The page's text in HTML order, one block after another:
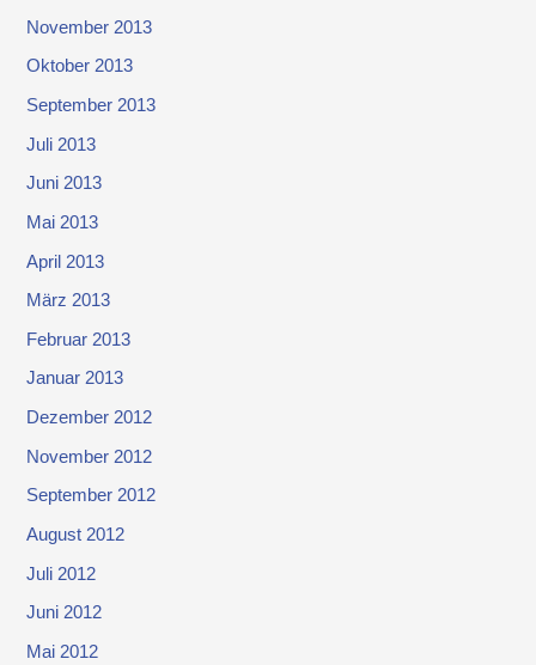
November 2013
Oktober 2013
September 2013
Juli 2013
Juni 2013
Mai 2013
April 2013
März 2013
Februar 2013
Januar 2013
Dezember 2012
November 2012
September 2012
August 2012
Juli 2012
Juni 2012
Mai 2012